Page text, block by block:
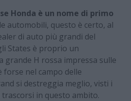
Honda è un nome di primo
automobili, questo è certo, al
di auto più grandi del
States è proprio un
grande H rossa impressa sulle
forse nel campo delle
si destreggia meglio, visti i
in questo ambito.